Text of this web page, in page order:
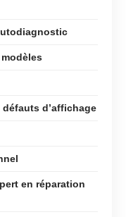
d’affichage
en réparation